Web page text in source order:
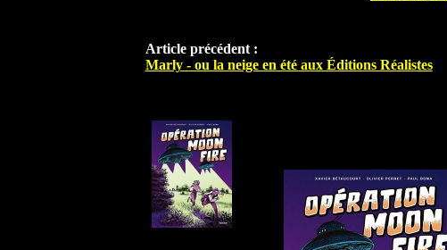
Article précédent :
Marly - ou la neige en été aux Éditions Réalistes